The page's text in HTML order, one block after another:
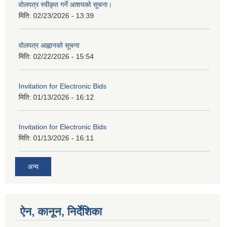
वोलपत्र स्वीकृत गर्ने आशयको सूचना।
मिति: 02/23/2026 - 13:39
वोलपत्र आह्वानको सूचना
मिति: 02/22/2026 - 15:54
Invitation for Electronic Bids
मिति: 01/13/2026 - 16:12
Invitation for Electronic Bids
मिति: 01/13/2026 - 16:11
अन्य
ऐन, कानून, निर्देशिका